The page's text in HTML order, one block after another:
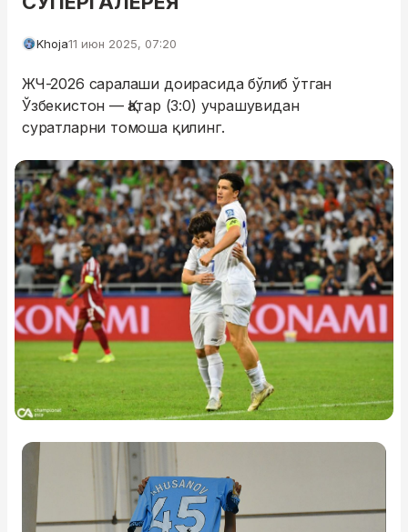
Khoja11 июн 2025, 07:20
ЖЧ-2026 саралаши доирасида бўлиб ўтган
Ўзбекистон — Қатар (3:0) учрашувидан
суратларни томоша қилинг.